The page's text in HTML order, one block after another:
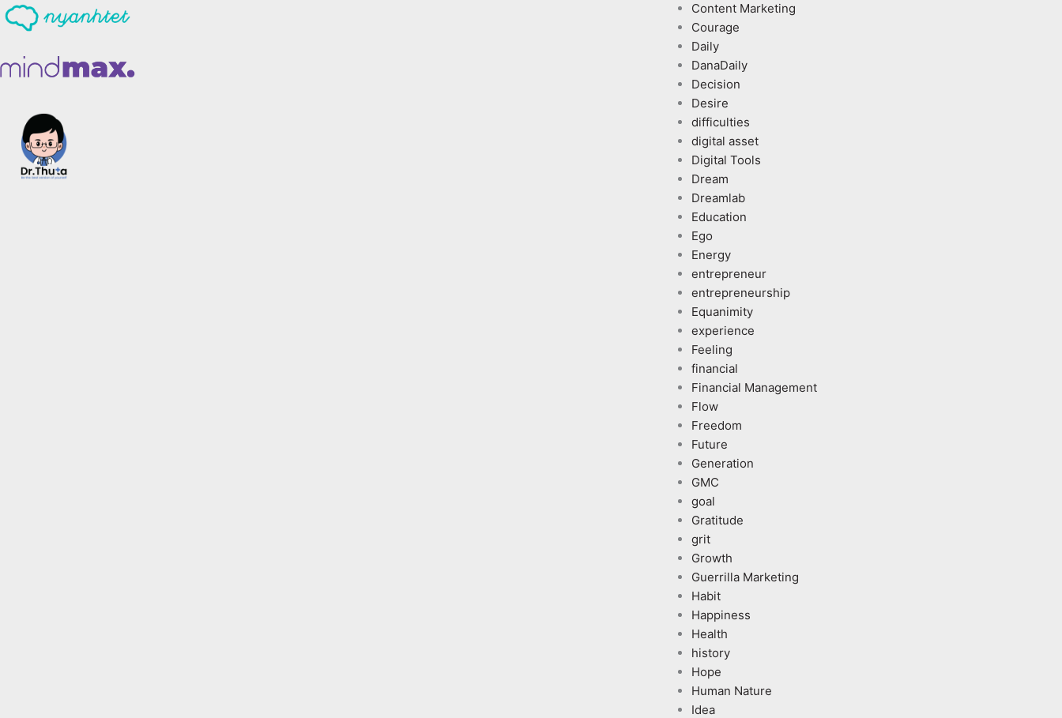
Content Marketing
Courage
Daily
DanaDaily
Decision
Desire
difficulties
digital asset
Digital Tools
Dream
Dreamlab
Education
Ego
Energy
entrepreneur
entrepreneurship
Equanimity
experience
Feeling
financial
Financial Management
Flow
Freedom
Future
Generation
GMC
goal
Gratitude
grit
Growth
Guerrilla Marketing
Habit
Happiness
Health
history
Hope
Human Nature
Idea